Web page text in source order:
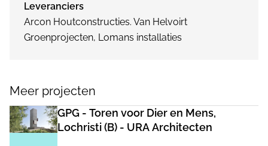
Leveranciers
Arcon Houtconstructies. Van Helvoirt
Groenprojecten, Lomans installaties
Meer projecten
GPG - Toren voor Dier en Mens,
Lochristi (B) - URA Architecten